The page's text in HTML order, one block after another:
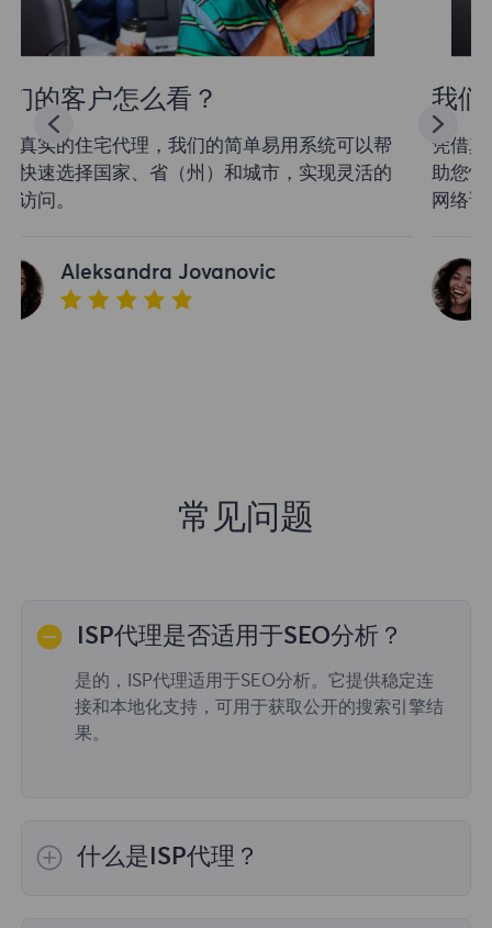
我们的客户怎么看？
凭借真实的住宅代理，我们的简单易用系统可以帮
助您快速选择国家、省（州）和城市，实现灵活的
网络访问。
Aleksandra Jovanovic
常见问题
ISP代理是否适用于SEO分析？
是的，ISP代理适用于SEO分析。它提供稳定连
接和本地化支持，可用于获取公开的搜索引擎结
果。
什么是ISP代理？